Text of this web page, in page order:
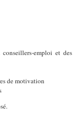
emploi et des
de motivation